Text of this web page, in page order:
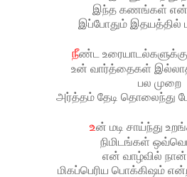
இந்த கணங்கள்
இப்போதும் இதயத்தில்
நீண்ட
உன் வார்த்தைகள்
பல முறை
அர்த்தம் தேடி தொலைந்து
உன் மடி சாய்ந்து
நிமிடங்கள்
என் வாழ்வில்
மிகப்பெரிய பொக்கிஷம்